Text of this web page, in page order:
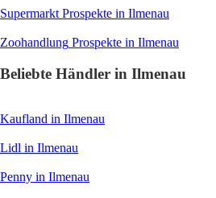
Supermarkt Prospekte in Ilmenau
Zoohandlung Prospekte in Ilmenau
Beliebte Händler in Ilmenau
Kaufland in Ilmenau
Lidl in Ilmenau
Penny in Ilmenau